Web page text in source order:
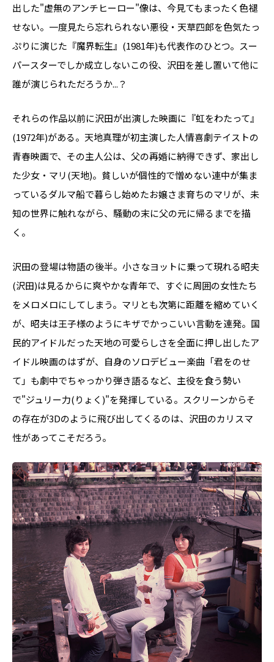
出した"虚無のアンチヒーロー"像は、今見てもまったく色褪
せない。一度見たら忘れられない悪役・天草四郎を色気たっ
ぷりに演じた『魔界転生』(1981年)も代表作のひとつ。スー
パースターでしか成立しないこの役、沢田を差し置いて他に
誰が演じられただろうか...？
それらの作品以前に沢田が出演した映画に『虹をわたって』
(1972年)がある。天地真理が初主演した人情喜劇テイストの
青春映画で、その主人公は、父の再婚に納得できず、家出し
た少女・マリ(天地)。貧しいが個性的で憎めない連中が集ま
っているダルマ船で暮らし始めたお嬢さま育ちのマリが、未
知の世界に触れながら、騒動の末に父の元に帰るまでを描
く。
沢田の登場は物語の後半。小さなヨットに乗って現れる昭夫
(沢田)は見るからに爽やかな青年で、すぐに周囲の女性たち
をメロメロにしてしまう。マリとも次第に距離を縮めていく
が、昭夫は王子様のようにキザでかっこいい言動を連発。国
民的アイドルだった天地の可愛らしさを全面に押し出したア
イドル映画のはずが、自身のソロデビュー楽曲「君をのせ
て」も劇中でちゃっかり弾き語るなど、主役を食う勢い
で"ジュリー力(りょく)"を発揮している。スクリーンからそ
の存在が3Dのように飛び出してくるのは、沢田のカリスマ
性があってこそだろう。